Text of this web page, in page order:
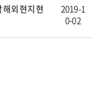
외 현지 현
2019-1
0-02